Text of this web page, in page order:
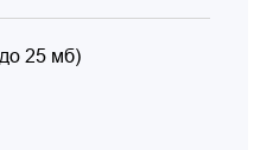
25 мб)